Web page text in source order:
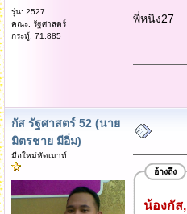
รุ่น: 2527
คณะ: รัฐศาสตร์
กระทู้: 71,885
พี่หนิง27
กัส รัฐศาสตร์ 52 (นาย
มิตรชาย มีอิ่ม)
มือใหม่หัดเมาท์
อ้างถึง
น้องกัส,